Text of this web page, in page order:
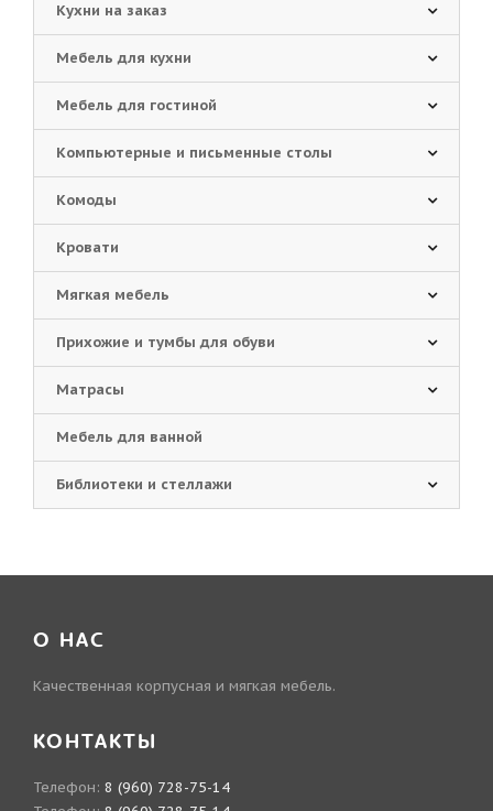
Кухни на заказ
Мебель для кухни
Мебель для гостиной
Компьютерные и письменные столы
Комоды
Кровати
Мягкая мебель
Прихожие и тумбы для обуви
Матрасы
Мебель для ванной
Библиотеки и стеллажи
О НАС
Качественная корпусная и мягкая мебель.
КОНТАКТЫ
Телефон: 8 (960) 728-75-14